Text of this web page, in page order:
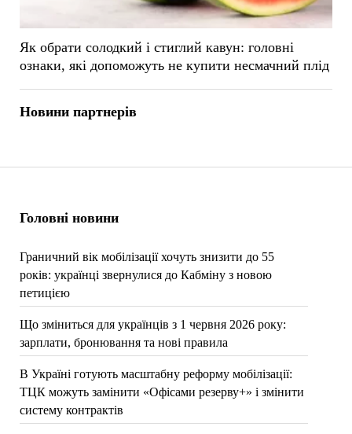
Головні новини
Граничний вік мобілізації хочуть знизити до 55
років: українці звернулися до Кабміну з новою
петицією
Що зміниться для українців з 1 червня 2026 року:
зарплати, бронювання та нові правила
В Україні готують масштабну реформу мобілізації:
ТЦК можуть замінити «Офісами резерву+» і змінити
систему контрактів
Як обрати солодкий і стиглий кавун: головні
ознаки, які допоможуть не купити несмачний плід
Новини партнерів